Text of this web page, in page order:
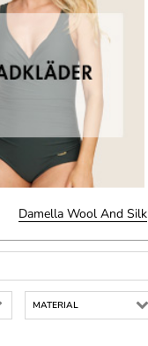
Damella Wool And Silk
MATERIAL